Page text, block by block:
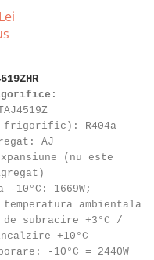
R404a
AJ
(nu este
1669W;
ambientala
de subracire +3°C /
+10°C
-10°C = 2440W